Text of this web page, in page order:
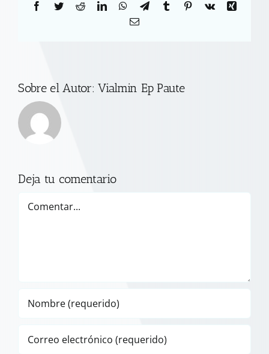
Facebook
TwitterRedditLinkedInWhatsApp
TelegramTumblr Pinterest
Vk
Xing
Correo
Sobre el Autor:Vialmin Ep Paute
Deja tu comentario